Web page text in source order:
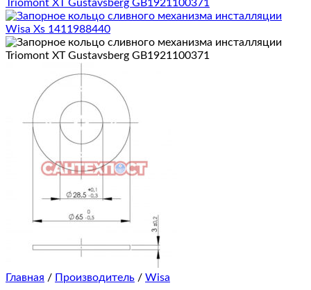
Главная / Производитель / Wisa